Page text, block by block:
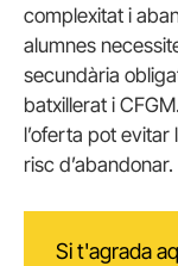
complexitat i
alumnes
secundària
batxillerat i
l’oferta pot
risc d’abandonar.
Si t'agrada